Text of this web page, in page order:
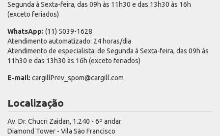
Segunda à Sexta-feira, das 09h às 11h30 e das 13h30 às 16h
(exceto feriados)
WhatsApp: (11) 5039-1628
Atendimento automatizado: 24 horas/dia
Atendimento de especialista: de Segunda à Sexta-feira, das 09h às
11h30 e das 13h30 às 16h (exceto feriados)
E-mail: cargillPrev_spom@cargill.com
Localização
Av. Dr. Chucri Zaidan, 1.240 - 6º andar
Diamond Tower - Vila São Francisco